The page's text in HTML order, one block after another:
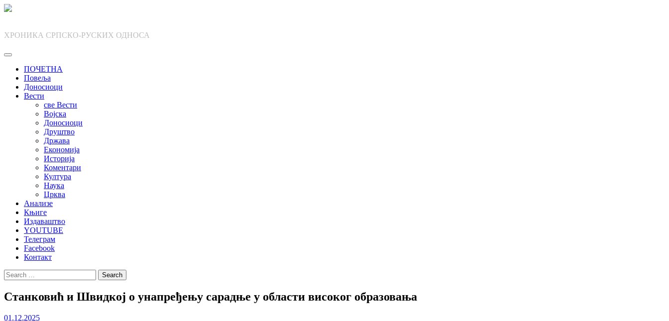
Skip
ХРОНИКА СРПСКО-РУСКИХ ОДНОСА
ПОЧЕТНА
Повеља
Доносиоци
Вести
све Вести
Војска
Доносиоци
Друштво
Држава
Економија
Историја
Коментари
Култура
Наука
Црква
Анализе
Књиге
Издаваштво
YOUTUBE
Телеграм
Facebook
Контакт
Search
for:
Станковић и Швидкој о унапређењу сарадње у области високог образовања
01.12.2025